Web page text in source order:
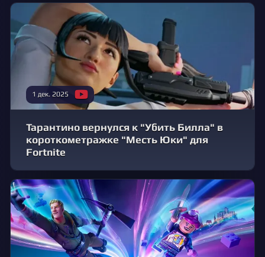
1 дек. 2025
Тарантино вернулся к "Убить Билла" в
короткометражке "Месть Юки" для
Fortnite